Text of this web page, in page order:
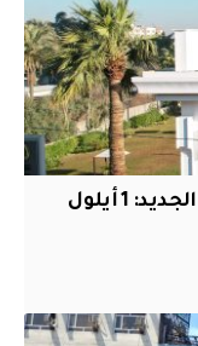
التربية تحدد موعد العام الدراسي الجديد: 1 أيلول